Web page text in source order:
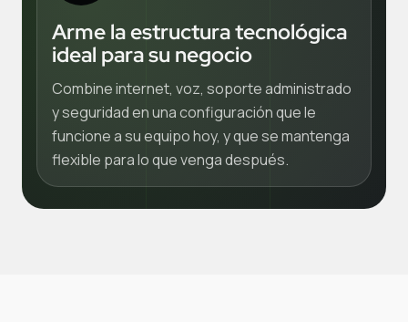
Arme la estructura tecnológica
ideal para su negocio
Combine internet, voz, soporte administrado
y seguridad en una configuración que le
funcione a su equipo hoy, y que se mantenga
flexible para lo que venga después.